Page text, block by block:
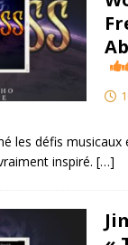
les défis
inspiré. […]